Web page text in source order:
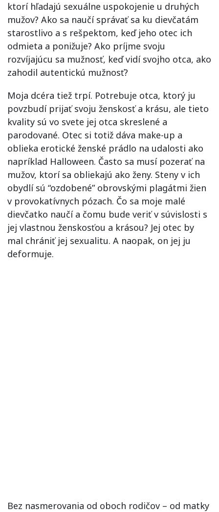
ktorí hľadajú sexuálne uspokojenie u druhých
mužov? Ako sa naučí správať sa ku dievčatám
starostlivo a s rešpektom, keď jeho otec ich
odmieta a ponižuje? Ako príjme svoju
rozvíjajúcu sa mužnosť, keď vidí svojho otca, ako
zahodil autentickú mužnosť?
Moja dcéra tiež trpí. Potrebuje otca, ktorý ju
povzbudí prijať svoju ženskosť a krásu, ale tieto
kvality sú vo svete jej otca skreslené a
parodované. Otec si totiž dáva make-up a
oblieka erotické ženské prádlo na udalosti ako
napríklad Halloween. Často sa musí pozerať na
mužov, ktorí sa obliekajú ako ženy. Steny v ich
obydlí sú “ozdobené” obrovskými plagátmi žien
v provokatívnych pózach. Čo sa moje malé
dievčatko naučí a čomu bude veriť v súvislosti s
jej vlastnou ženskosťou a krásou? Jej otec by
mal chrániť jej sexualitu. A naopak, on jej ju
deformuje.
Bez nasmerovania od oboch rodičov – od matky